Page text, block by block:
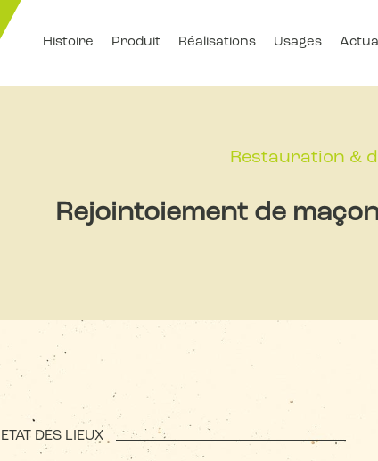
Histoire Produit Réalisations Usages
Restauration &
Rejointoiement de
ETAT DES LIEUX